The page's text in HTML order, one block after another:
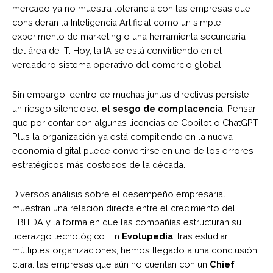
mercado ya no muestra tolerancia con las empresas que
consideran la Inteligencia Artificial como un simple
experimento de marketing o una herramienta secundaria
del área de IT. Hoy, la IA se está convirtiendo en el
verdadero sistema operativo del comercio global.
Sin embargo, dentro de muchas juntas directivas persiste
un riesgo silencioso: el sesgo de complacencia . Pensar
que por contar con algunas licencias de Copilot o ChatGPT
Plus la organización ya está compitiendo en la nueva
economía digital puede convertirse en uno de los errores
estratégicos más costosos de la década.
Diversos análisis sobre el desempeño empresarial
muestran una relación directa entre el crecimiento del
EBITDA y la forma en que las compañías estructuran su
liderazgo tecnológico. En Evolupedia , tras estudiar
múltiples organizaciones, hemos llegado a una conclusión
clara: las empresas que aún no cuentan con un Chief